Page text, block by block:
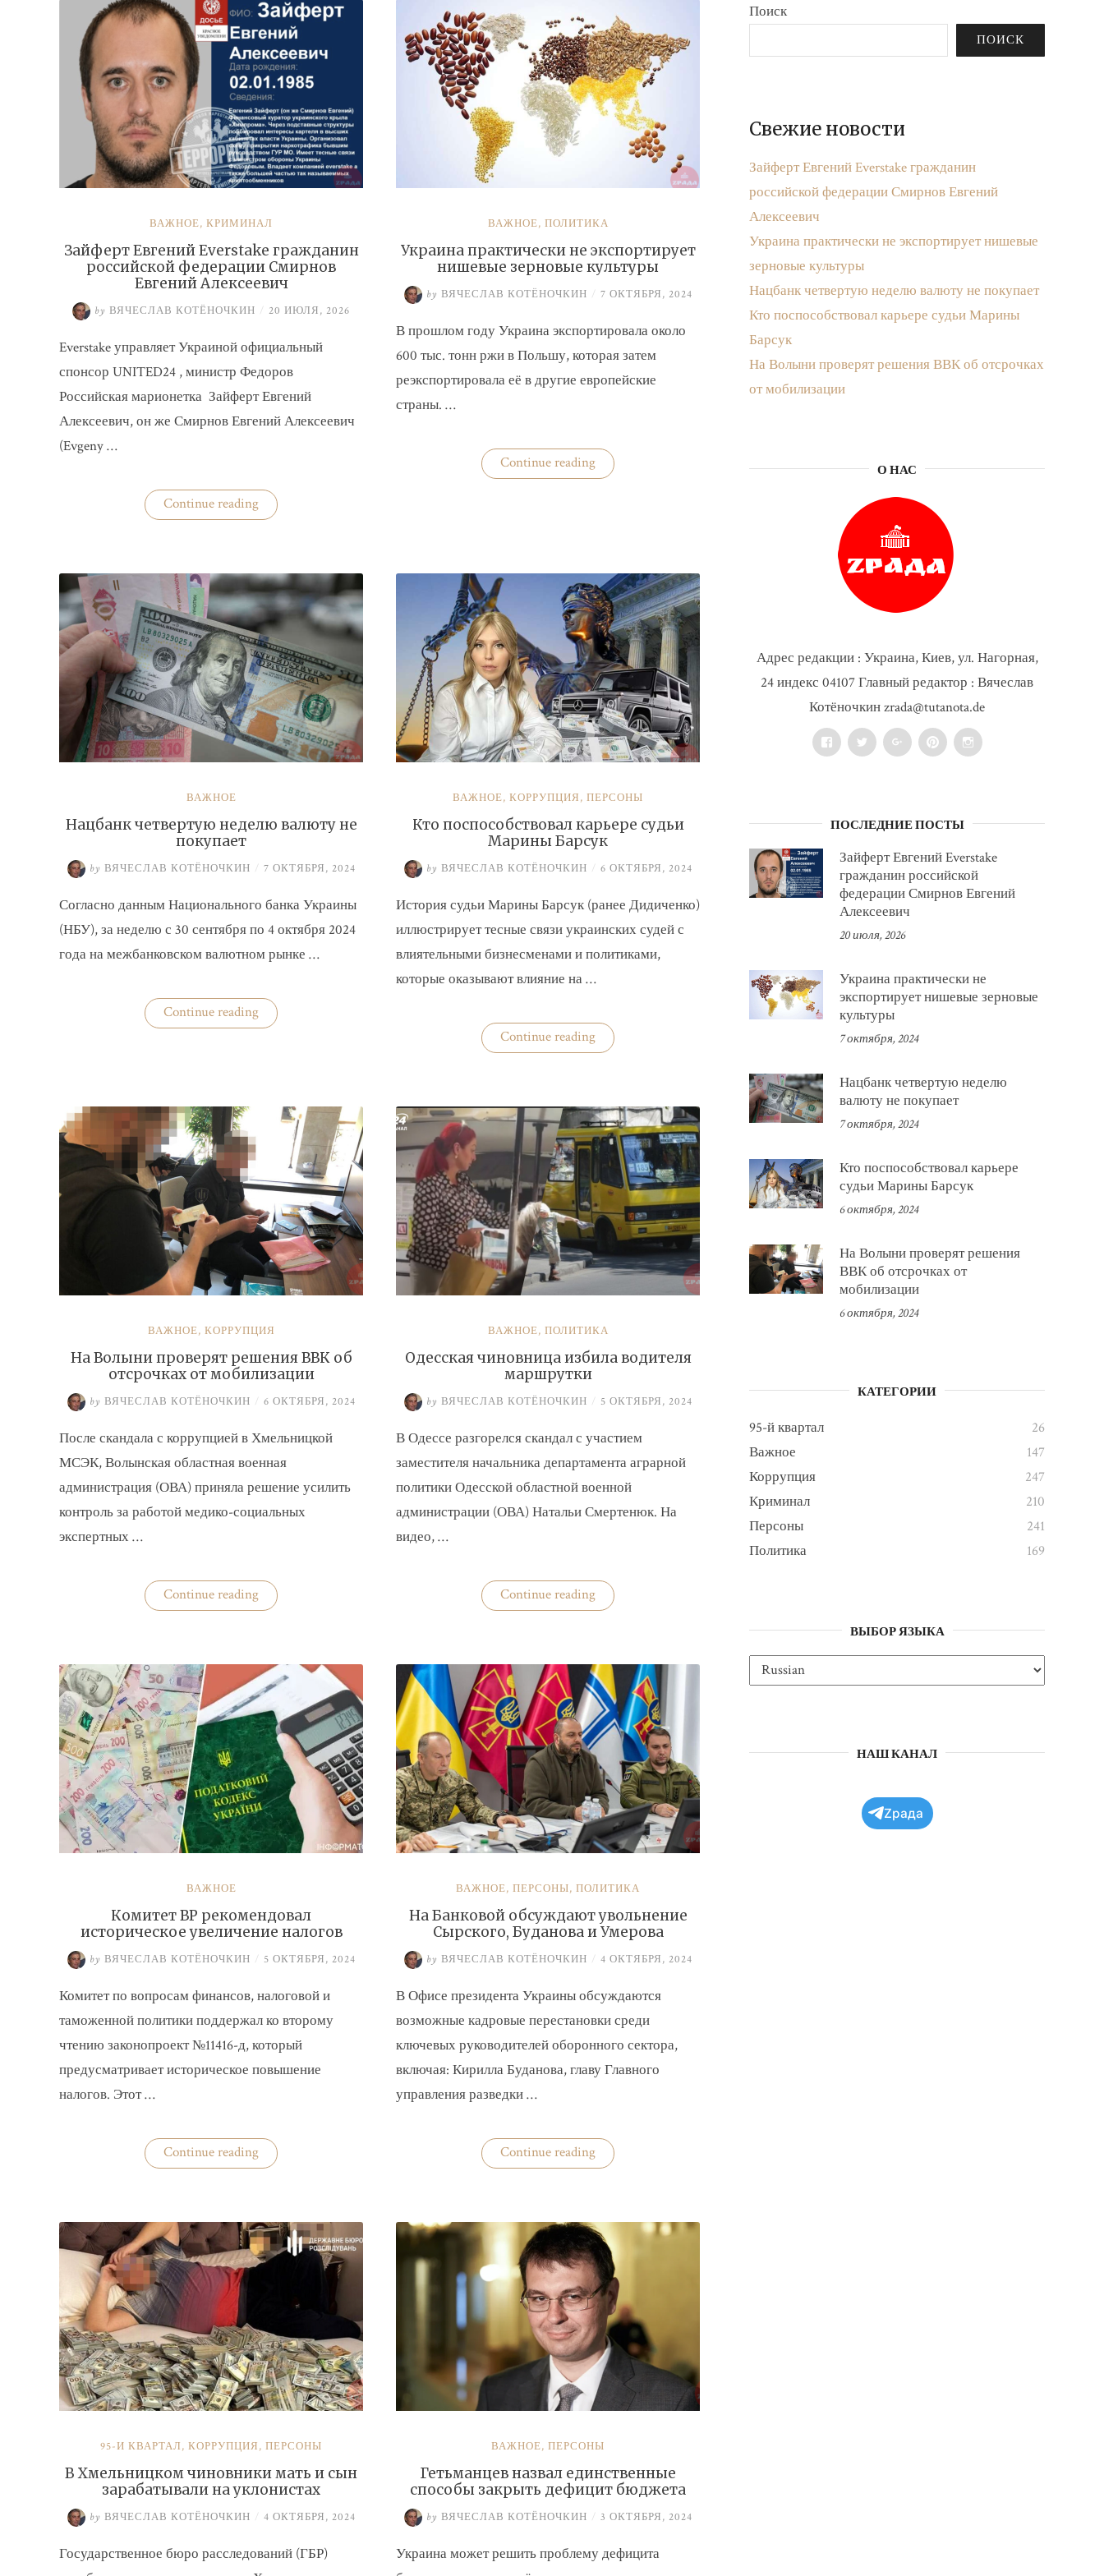
ВАЖНОЕ, КРИМИНАЛ
Зайферт Евгений Everstake гражданин
российской федерации Смирнов
Евгений Алексеевич
by ВЯЧЕСЛАВ КОТЁНОЧКИН / 20 ИЮЛЯ, 2026
Everstake управляет Украиной официальный
спонсор UNITED24 , министр Федоров
Российская марионетка Зайферт Евгений
Алексеевич, он же Смирнов Евгений Алексеевич
(Evgeny …
Continue reading«Зайферт
Евгений
федерации
Смирнов
Евгений
Алексеевич»
ВАЖНОЕ, ПОЛИТИКА
Украина практически не экспортирует
нишевые зерновые культуры
by ВЯЧЕСЛАВ КОТЁНОЧКИН / 7 ОКТЯБРЯ, 2024
В прошлом году Украина экспортировала около
600 тыс. тонн ржи в Польшу, которая затем
реэкспортировала её в другие европейские
страны. …
Continue reading«Украина
практически
ВАЖНОЕ
Нацбанк четвертую неделю валюту не
покупает
by ВЯЧЕСЛАВ КОТЁНОЧКИН / 7 ОКТЯБРЯ, 2024
Согласно данным Национального банка Украины
(НБУ), за неделю с 30 сентября по 4 октября 2024
года на межбанковском валютном рынке …
Continue reading«Нацбанк
четвертую
ВАЖНОЕ, КОРРУПЦИЯ, ПЕРСОНЫ
Кто поспособствовал карьере судьи
Марины Барсук
by ВЯЧЕСЛАВ КОТЁНОЧКИН / 6 ОКТЯБРЯ, 2024
История судьи Марины Барсук (ранее Дидиченко)
иллюстрирует тесные связи украинских судей с
влиятельными бизнесменами и политиками,
которые оказывают влияние на …
Continue reading«Кто
поспособствовал
Барсук»
ВАЖНОЕ, КОРРУПЦИЯ
На Волыни проверят решения ВВК об
отсрочках от мобилизации
by ВЯЧЕСЛАВ КОТЁНОЧКИН / 6 ОКТЯБРЯ, 2024
После скандала с коррупцией в Хмельницкой
МСЭК, Волынская областная военная
администрация (ОВА) приняла решение усилить
контроль за работой медико-социальных
экспертных …
Continue reading«На
Волыни
об
отсрочках
от
мобилизации»
ВАЖНОЕ, ПОЛИТИКА
Одесская чиновница избила водителя
маршрутки
by ВЯЧЕСЛАВ КОТЁНОЧКИН / 5 ОКТЯБРЯ, 2024
В Одессе разгорелся скандал с участием
заместителя начальника департамента аграрной
политики Одесской областной военной
администрации (ОВА) Натальи Смертенюк. На
видео, …
Continue reading«Одесская
чиновница
ВАЖНОЕ
Комитет ВР рекомендовал
историческое увеличение налогов
by ВЯЧЕСЛАВ КОТЁНОЧКИН / 5 ОКТЯБРЯ, 2024
Комитет по вопросам финансов, налоговой и
таможенной политики поддержал ко второму
чтению законопроект №11416-д, который
предусматривает историческое повышение
налогов. Этот …
Continue reading«Комитет
ВР
налогов»
ВАЖНОЕ, ПЕРСОНЫ, ПОЛИТИКА
На Банковой обсуждают увольнение
Сырского, Буданова и Умерова
by ВЯЧЕСЛАВ КОТЁНОЧКИН / 4 ОКТЯБРЯ, 2024
В Офисе президента Украины обсуждаются
возможные кадровые перестановки среди
ключевых руководителей оборонного сектора,
включая: Кирилла Буданова, главу Главного
управления разведки …
Continue reading«На
Банковой
Буданова
и
Умерова»
95-Й КВАРТАЛ, КОРРУПЦИЯ, ПЕРСОНЫ
В Хмельницком чиновники мать и сын
зарабатывали на уклонистах
by ВЯЧЕСЛАВ КОТЁНОЧКИН / 4 ОКТЯБРЯ, 2024
Государственное бюро расследований (ГБР)
ВАЖНОЕ, ПЕРСОНЫ
Гетьманцев назвал единственные
способы закрыть дефицит бюджета
by ВЯЧЕСЛАВ КОТЁНОЧКИН / 3 ОКТЯБРЯ, 2024
Украина может решить проблему дефицита
Поиск
ПОИСК
Свежие новости
Зайферт Евгений Everstake гражданин
российской федерации Смирнов Евгений
Алексеевич
Украина практически не экспортирует нишевые
зерновые культуры
Нацбанк четвертую неделю валюту не покупает
Кто поспособствовал карьере судьи Марины
Барсук
На Волыни проверят решения ВВК об отсрочках
от мобилизации
О НАС
Адрес редакции : Украина, Киев, ул. Нагорная,
24 индекс 04107 Главный редактор : Вячеслав
Котёночкин zrada@tutanota.de
FacebookTwitter Google+PinterestInstagram
ПОСЛЕДНИЕ ПОСТЫ
Зайферт Евгений Everstake
гражданин российской
федерации Смирнов Евгений
Алексеевич
20 июля, 2026
Украина практически не
экспортирует нишевые зерновые
культуры
7 октября, 2024
Нацбанк четвертую неделю
валюту не покупает
7 октября, 2024
Кто поспособствовал карьере
судьи Марины Барсук
6 октября, 2024
На Волыни проверят решения
ВВК об отсрочках от
мобилизации
6 октября, 2024
КАТЕГОРИИ
95-й квартал
26
Важное
147
Коррупция
247
Криминал
210
Персоны
241
Политика
169
ВЫБОР ЯЗЫКА
НАШ КАНАЛ
Zрада